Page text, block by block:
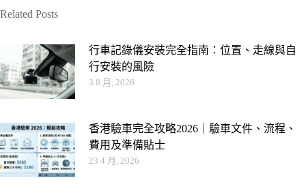
Related Posts
行車記錄儀安裝完全指南：位置、走線與自
行安裝的風險
3 8 月, 2026
香港驗車完全攻略2026｜驗車文件、流程、
費用及準備貼士
23 4 月, 2026